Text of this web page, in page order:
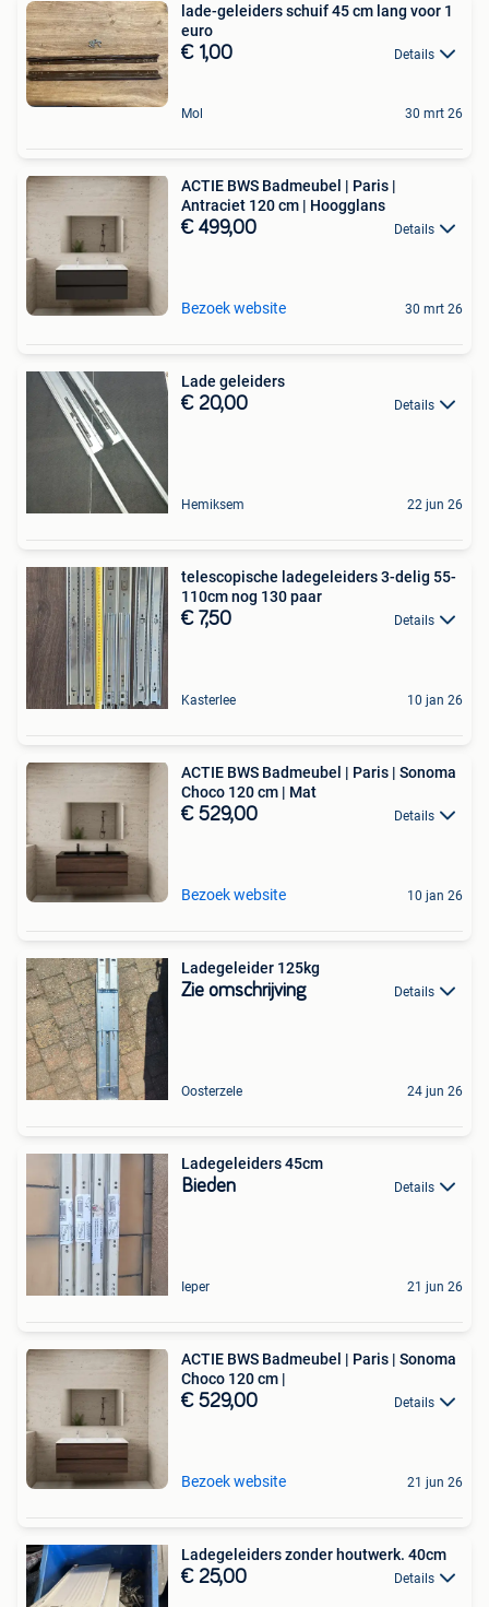
lade-geleiders schuif 45 cm lang voor 1
euro
€ 1,00 Details
Mol 30 mrt 26
ACTIE BWS Badmeubel | Paris |
Antraciet 120 cm | Hoogglans
€ 499,00 Details
Bezoek website 30 mrt 26
Lade geleiders
€ 20,00 Details
Hemiksem 22 jun 26
telescopische ladegeleiders 3-delig 55-
110cm nog 130 paar
€ 7,50 Details
Kasterlee 10 jan 26
ACTIE BWS Badmeubel | Paris | Sonoma
Choco 120 cm | Mat
€ 529,00 Details
Bezoek website 10 jan 26
Ladegeleider 125kg
Zie omschrijving Details
Oosterzele 24 jun 26
Ladegeleiders 45cm
Bieden Details
Ieper 21 jun 26
ACTIE BWS Badmeubel | Paris | Sonoma
Choco 120 cm |
€ 529,00 Details
Bezoek website 21 jun 26
Ladegeleiders zonder houtwerk. 40cm
€ 25,00 Details